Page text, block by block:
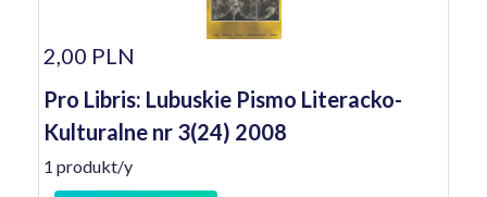
2,00 PLN
Pro Libris: Lubuskie Pismo Literacko-
Kulturalne nr 3(24) 2008
1 produkt/y